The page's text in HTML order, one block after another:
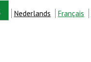
Nederlands Français